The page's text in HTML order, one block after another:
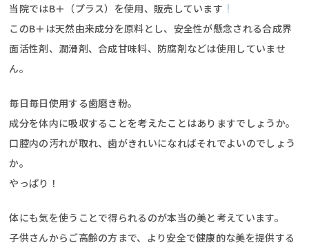
当院ではB＋（プラス）を使用、販売しています
このB＋は天然由来成分を原料とし、安全性が懸念される合成界
面活性剤、潤滑剤、合成甘味料、防腐剤などは使用していませ
ん。
毎日毎日使用する歯磨き粉。
成分を体内に吸収することを考えたことはありますでしょうか。
口腔内の汚れが取れ、歯がきれいになればそれでよいのでしょう
か。
やっぱり！
体にも気を使うことで得られるのが本当の美と考えています。
子供さんからご高齢の方まで、より安全で健康的な美を提供する